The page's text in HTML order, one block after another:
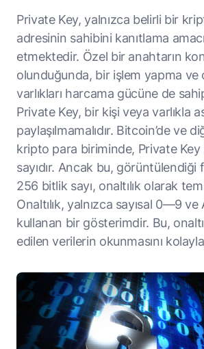
Private Key, yalnızca belirli bir
adresinin sahibini kanıtlama
etmektedir. Özel bir anahtarın
olunduğunda, bir işlem yapma ve
varlıkları harcama gücüne de
Private Key, bir kişi veya varlıkla
paylaşılmamalıdır. Bitcoin’de ve
kripto para biriminde, Private
sayıdır. Ancak bu,
256 bitlik sayı, onaltılık olarak
Onaltılık, yalnızca sayısal 0—9
kullanan bir gösterimdir. Bu,
edilen verilerin okunmasını